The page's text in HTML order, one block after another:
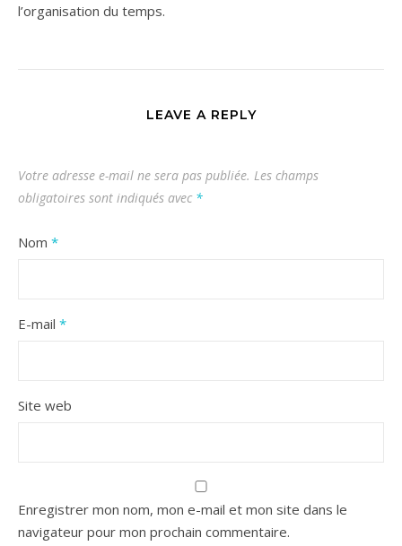
l’organisation du temps.
LEAVE A REPLY
Votre adresse e-mail ne sera pas publiée. Les champs
obligatoires sont indiqués avec *
Nom *
E-mail *
Site web
Enregistrer mon nom, mon e-mail et mon site dans le
navigateur pour mon prochain commentaire.